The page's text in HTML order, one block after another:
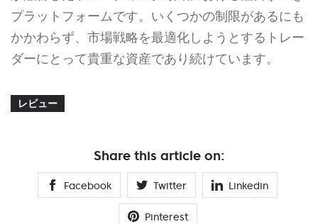
プラットフォームです。いくつかの制限があるにも
かかわらず、市場戦略を最適化しようとするトレー
ダーにとって貴重な資産であり続けています。
レビュー
Share this article on:
Facebook Twitter Linkedin
Pinterest